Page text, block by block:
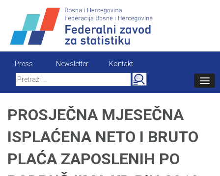
content
Press Newsletter
Kontakt
Search
for:
PROSJEČNA MJESEČNA
ISPLAĆENA NETO I BRUTO
PLAĆA ZAPOSLENIH PO